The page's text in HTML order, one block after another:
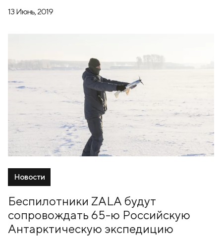
13 Июнь, 2019
Новости
Беспилотники ZALA будут
сопровождать 65-ю Российскую
Антарктическую экспедицию